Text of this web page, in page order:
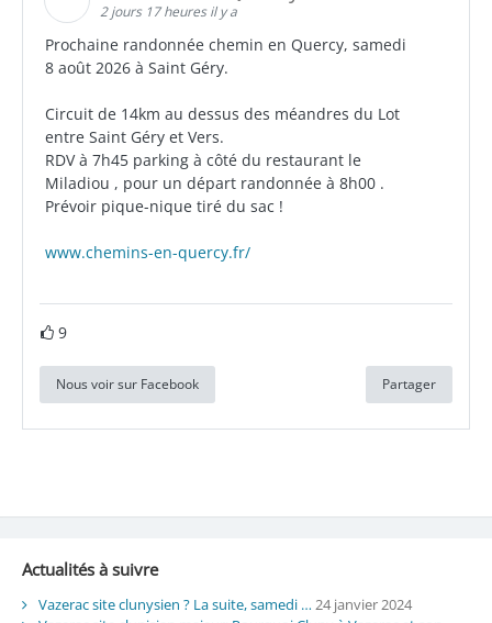
2 jours 17 heures il y a
Prochaine randonnée chemin en Quercy, samedi
8 août 2026 à Saint Géry.
Circuit de 14km au dessus des méandres du Lot
entre Saint Géry et Vers.
RDV à 7h45 parking à côté du restaurant le
Miladiou , pour un départ randonnée à 8h00 .
Prévoir pique-nique tiré du sac !
www.chemins-en-quercy.fr/
9
Nous voir sur Facebook Partager
Actualités à suivre
Vazerac site clunysien ? La suite, samedi … 24 janvier 2024